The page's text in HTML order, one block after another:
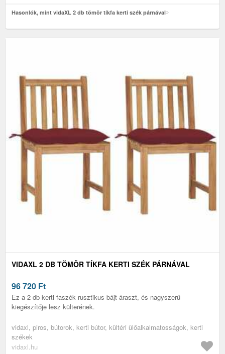
Hasonlók, mint vidaXL 2 db tömör tíkfa kerti szék párnával
VIDAXL 2 DB TÖMÖR TÍKFA KERTI SZÉK PÁRNÁVAL
96 720 Ft
Ez a 2 db kerti faszék rusztikus bájt áraszt, és nagyszerű
kiegészítője lesz külterének.
vidaxl, piros, bútorok, kerti bútor, kültéri ülőalkalmatosságok, kerti
székek
vidaxl.hu